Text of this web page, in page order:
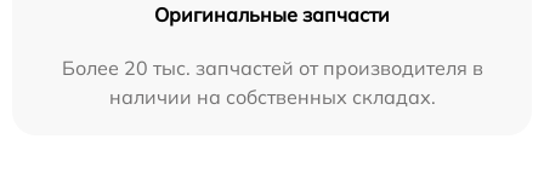
Оригинальные запчасти
Более 20 тыс. запчастей от производителя в
наличии на собственных складах.